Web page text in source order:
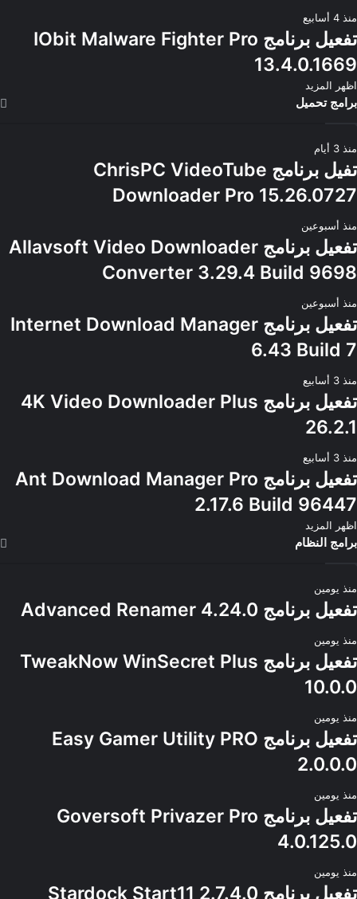
منذ 4 أسابيع
تفعيل برنامج IObit Malware Fighter Pro
13.4.0.1669
اظهر المزيد
برامج تحميل
منذ 3 أيام
تفيل برنامج ChrisPC VideoTube
Downloader Pro 15.26.0727
منذ أسبوعين
تفعيل برنامج Allavsoft Video Downloader
Converter 3.29.4 Build 9698
منذ أسبوعين
تفعيل برنامج Internet Download Manager
6.43 Build 7
منذ 3 أسابيع
تفعيل برنامج 4K Video Downloader Plus
26.2.1
منذ 3 أسابيع
تفعيل برنامج Ant Download Manager Pro
2.17.6 Build 96447
اظهر المزيد
برامج النظام
منذ يومين
تفعيل برنامج Advanced Renamer 4.24.0
منذ يومين
تفعيل برنامج TweakNow WinSecret Plus
10.0.0
منذ يومين
تفعيل برنامج Easy Gamer Utility PRO
2.0.0.0
منذ يومين
تفعيل برنامج Goversoft Privazer Pro
4.0.125.0
منذ يومين
تفعيل برنامج Stardock Start11 2.7.4.0